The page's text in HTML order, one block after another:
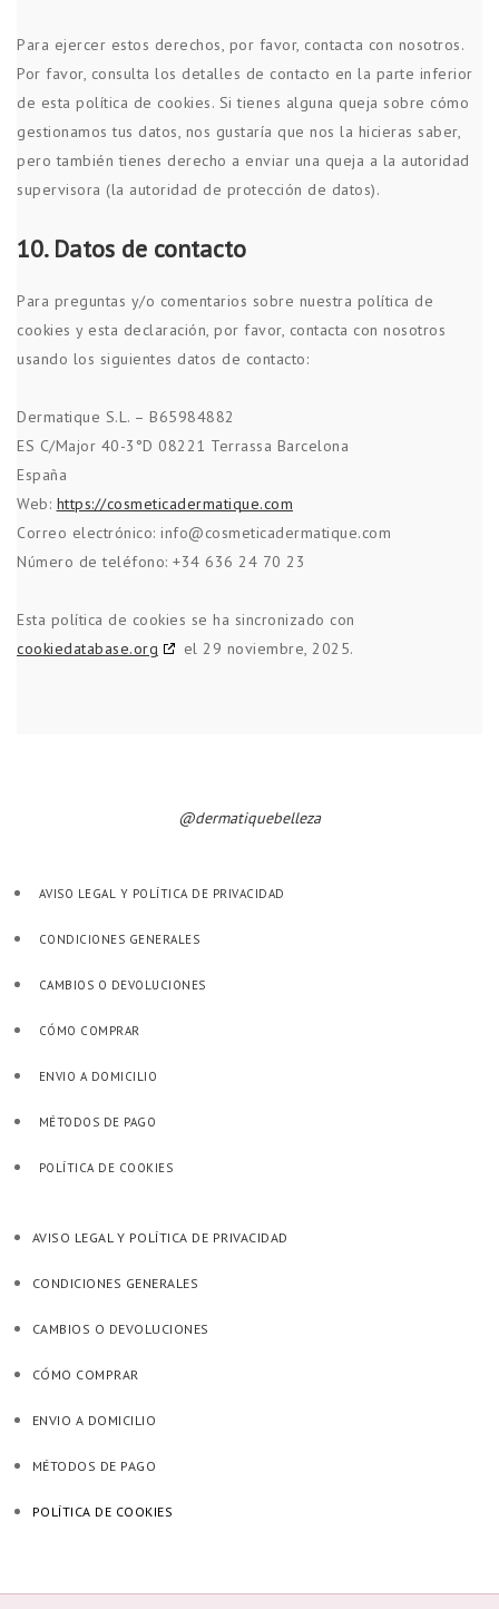
Para ejercer estos derechos, por favor, contacta con nosotros.
Por favor, consulta los detalles de contacto en la parte inferior
de esta política de cookies. Si tienes alguna queja sobre cómo
gestionamos tus datos, nos gustaría que nos la hicieras saber,
pero también tienes derecho a enviar una queja a la autoridad
supervisora (la autoridad de protección de datos).
10. Datos de contacto
Para preguntas y/o comentarios sobre nuestra política de
cookies y esta declaración, por favor, contacta con nosotros
usando los siguientes datos de contacto:
Dermatique S.L. – B65984882
ES C/Major 40-3°D 08221 Terrassa Barcelona
España
Web: https://cosmeticadermatique.com
Correo electrónico: info@cosmeticadermatique.com
Número de teléfono: +34 636 24 70 23
Esta política de cookies se ha sincronizado con
cookiedatabase.org
el 29 noviembre, 2025.
@dermatiquebelleza
AVISO LEGAL Y POLÍTICA DE PRIVACIDAD
CONDICIONES GENERALES
CAMBIOS O DEVOLUCIONES
CÓMO COMPRAR
ENVIO A DOMICILIO
MÉTODOS DE PAGO
POLÍTICA DE COOKIES
AVISO LEGAL Y POLÍTICA DE PRIVACIDAD
CONDICIONES GENERALES
CAMBIOS O DEVOLUCIONES
CÓMO COMPRAR
ENVIO A DOMICILIO
MÉTODOS DE PAGO
POLÍTICA DE COOKIES